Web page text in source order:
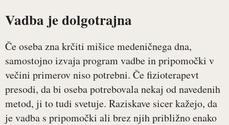
Vadba je dolgotrajna
Če oseba zna krčiti mišice medeničnega dna,
samostojno izvaja program vadbe in pripomočki v
večini primerov niso potrebni. Če fizioterapevt
presodi, da bi oseba potrebovala nekaj od navedenih
metod, ji to tudi svetuje. Raziskave sicer kažejo, da
je vadba s pripomočki ali brez njih približno enako